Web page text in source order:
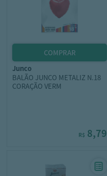
junco
BALÃO JUNCO METALIZ N.18
CORAÇÃO VERM
R$ 8,79